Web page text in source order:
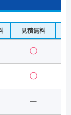
見積無料
〇
〇
ー